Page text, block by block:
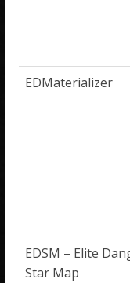
EDMaterializer
EDSM – Elite
Star Map